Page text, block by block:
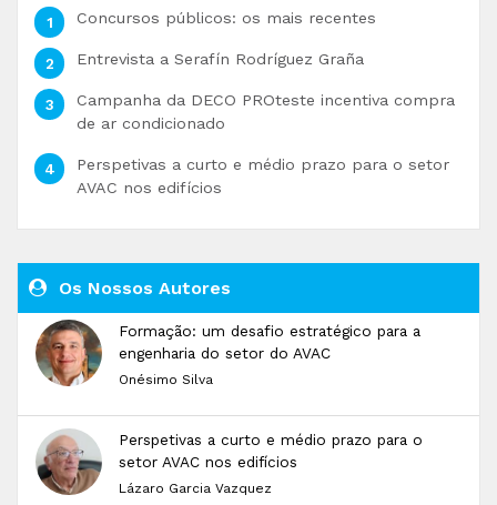
Concursos públicos: os mais recentes
Entrevista a Serafín Rodríguez Graña
Campanha da DECO PROteste incentiva compra
de ar condicionado
Perspetivas a curto e médio prazo para o setor
AVAC nos edifícios
Os Nossos Autores
Formação: um desafio estratégico para a
engenharia do setor do AVAC
Onésimo Silva
Perspetivas a curto e médio prazo para o
setor AVAC nos edifícios
Lázaro Garcia Vazquez